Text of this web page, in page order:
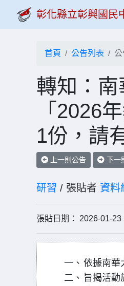
彰化縣立彰興國民
首頁 公告列表
轉知：
「2026
1份，請
上一則公告 下一
研習 / 張貼者 資料
張貼日期： 2026-01-
一、 依據南華
二、 旨揭活動